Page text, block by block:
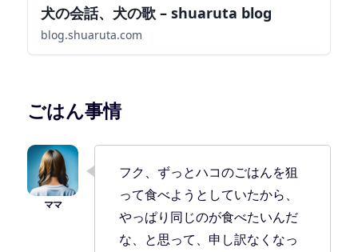
犬の会話、犬の歌 – shuaruta blog
blog.shuaruta.com
ごはん事情
フク、ずっとハコのごはんを狙
って食べようとしていたから、
やっぱり同じのが食べたいんだ
な、と思って、申し訳なくなっ